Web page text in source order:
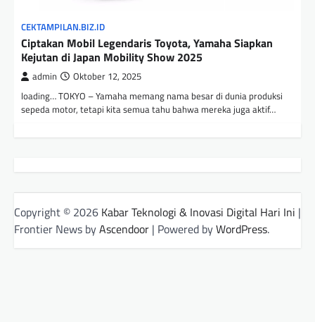
CEKTAMPILAN.BIZ.ID
Ciptakan Mobil Legendaris Toyota, Yamaha Siapkan
Kejutan di Japan Mobility Show 2025
admin Oktober 12, 2025
loading… TOKYO – Yamaha memang nama besar di dunia produksi
sepeda motor, tetapi kita semua tahu bahwa mereka juga aktif…
Copyright © 2026 Kabar Teknologi & Inovasi Digital Hari Ini |
Frontier News byAscendoor | Powered byWordPress.